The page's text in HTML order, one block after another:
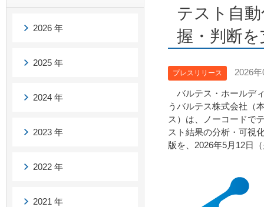
テスト自
握・判断を
プレスリリース 2026
バルテス・ホールデ
うバルテス株式会社（
ス）は、ノーコードで
スト結果の分析・可視
版を、2026年5月12日
2026 年
2025 年
2024 年
2023 年
2022 年
2021 年